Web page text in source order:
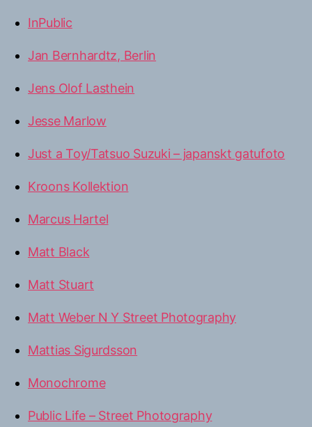
InPublic
Jan Bernhardtz, Berlin
Jens Olof Lasthein
Jesse Marlow
Just a Toy/Tatsuo Suzuki – japanskt gatufoto
Kroons Kollektion
Marcus Hartel
Matt Black
Matt Stuart
Matt Weber N Y Street Photography
Mattias Sigurdsson
Monochrome
Public Life – Street Photography